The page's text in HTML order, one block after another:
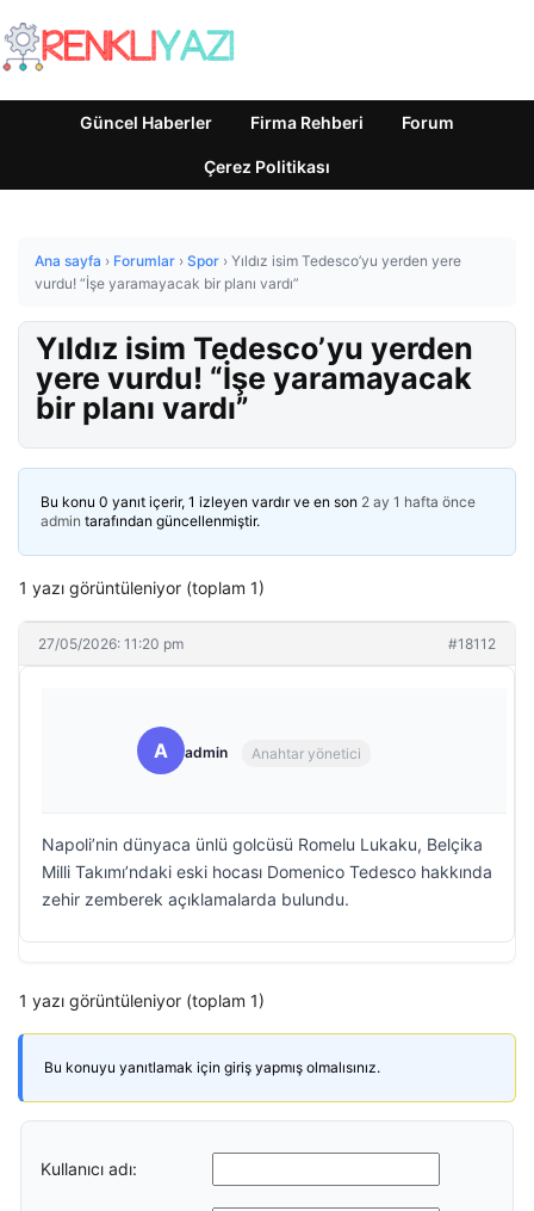
Güncel Haberler Firma Rehberi Forum
Çerez Politikası
Ana sayfa › Forumlar › Spor › Yıldız isim Tedesco’yu yerden yere
vurdu! “İşe yaramayacak bir planı vardı”
Yıldız isim Tedesco’yu yerden
yere vurdu! “İşe yaramayacak
bir planı vardı”
Bu konu 0 yanıt içerir, 1 izleyen vardır ve en son 2 ay 1 hafta önce
admin tarafından güncellenmiştir.
1 yazı görüntüleniyor (toplam 1)
27/05/2026: 11:20 pm #18112
A admin Anahtar yönetici
Napoli’nin dünyaca ünlü golcüsü Romelu Lukaku, Belçika
Milli Takımı’ndaki eski hocası Domenico Tedesco hakkında
zehir zemberek açıklamalarda bulundu.
1 yazı görüntüleniyor (toplam 1)
Bu konuyu yanıtlamak için giriş yapmış olmalısınız.
Kullanıcı adı: